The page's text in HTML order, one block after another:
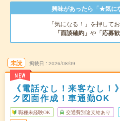
興味があったら「★気に
「気になる！」を押して
「面談確約」 や 「応募
未読
NEW
掲載日 2026/08/09
《電話なし！来客なし
ク図面作成！車通勤OK
職種未経験OK 交通費別途支給あり